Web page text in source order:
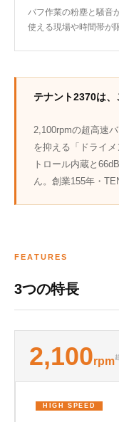
バフ作業の粉塵と騒音
使える現場や時間帯が
テナント2370は、
2,100rpmの超高速
を抑える「ドライ
トロール内蔵と
ん。創業155年・
FEATURES
3つの特長
2,100rpm
HIGH SPEED